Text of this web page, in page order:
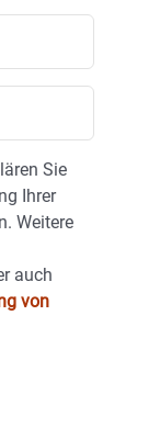
Sie
Ihrer
Weitere
auch
von